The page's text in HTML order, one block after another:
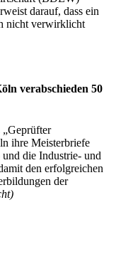
darauf, dass ein
nicht verwirklicht
verabschieden 50
ihre Meisterbriefe
die Industrie- und
den erfolgreichen
der